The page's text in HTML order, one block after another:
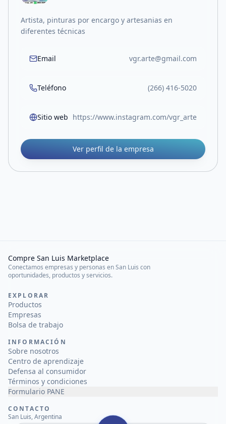
Artista, pinturas por encargo y artesanias en
diferentes técnicas
Email vgr.arte@gmail.com
Teléfono (266) 416-5020
Sitio web https://www.instagram.com/vgr_arte
Ver perfil de la empresa
Compre San Luis Marketplace
Conectamos empresas y personas en San Luis con
oportunidades, productos y servicios.
EXPLORAR
Productos
Empresas
Bolsa de trabajo
INFORMACIÓN
Sobre nosotros
Centro de aprendizaje
Defensa al consumidor
Términos y condiciones
Formulario PANE
CONTACTO
San Luis, Argentina